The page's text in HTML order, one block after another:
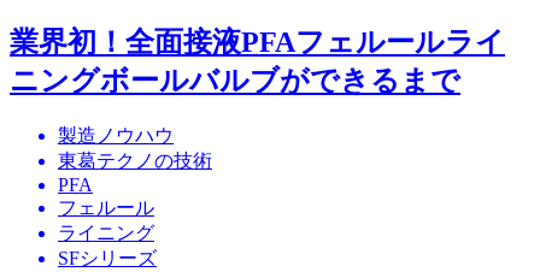
業界初！全面接液PFAフェルールライ
ニングボールバルブができるまで
製造ノウハウ
東葛テクノの技術
PFA
フェルール
ライニング
SFシリーズ